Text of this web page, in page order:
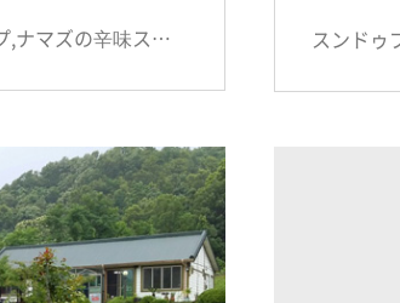
パラサリ,淡水魚の辛味スープ,ナマズの辛味スープ スンドゥ